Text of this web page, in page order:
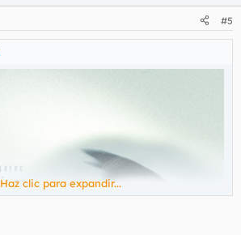
#5
Haz clic para expandir...